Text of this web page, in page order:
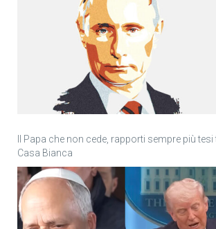
Il Papa che non cede, rapporti sempre più
Casa Bianca